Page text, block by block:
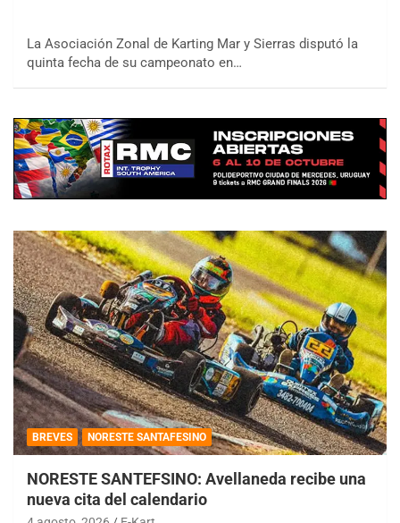
La Asociación Zonal de Karting Mar y Sierras disputó la
quinta fecha de su campeonato en…
BREVES NORESTE SANTAFESINO
NORESTE SANTEFSINO: Avellaneda recibe una
nueva cita del calendario